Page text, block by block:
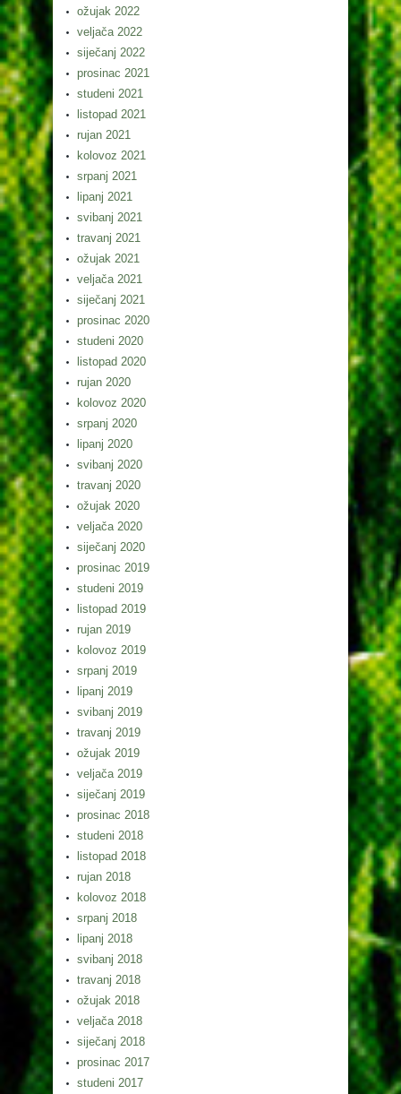
ožujak 2022
veljača 2022
siječanj 2022
prosinac 2021
studeni 2021
listopad 2021
rujan 2021
kolovoz 2021
srpanj 2021
lipanj 2021
svibanj 2021
travanj 2021
ožujak 2021
veljača 2021
siječanj 2021
prosinac 2020
studeni 2020
listopad 2020
rujan 2020
kolovoz 2020
srpanj 2020
lipanj 2020
svibanj 2020
travanj 2020
ožujak 2020
veljača 2020
siječanj 2020
prosinac 2019
studeni 2019
listopad 2019
rujan 2019
kolovoz 2019
srpanj 2019
lipanj 2019
svibanj 2019
travanj 2019
ožujak 2019
veljača 2019
siječanj 2019
prosinac 2018
studeni 2018
listopad 2018
rujan 2018
kolovoz 2018
srpanj 2018
lipanj 2018
svibanj 2018
travanj 2018
ožujak 2018
veljača 2018
siječanj 2018
prosinac 2017
studeni 2017